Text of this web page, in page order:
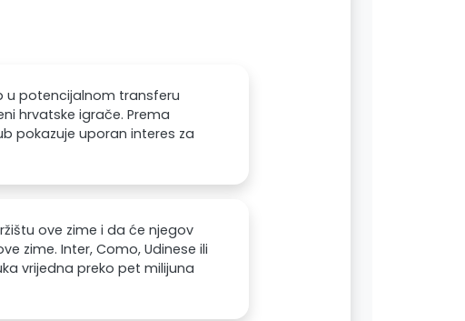
u potencijalnom transferu
hrvatske igrače. Prema
pokazuje uporan interes za
ove zime i da će njegov
zime. Inter, Como, Udinese ili
vrijedna preko pet milijuna